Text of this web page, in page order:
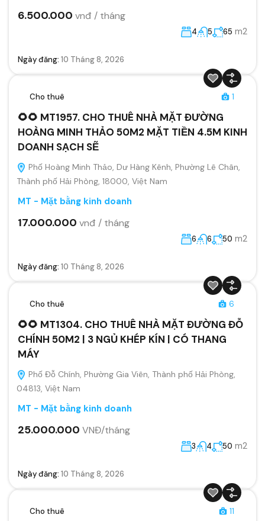
6.500.000 vnđ / tháng
4 5 65 m2
Ngày đăng: 10 Tháng 8, 2026
Cho thuê 1
🌻🌻 MT1957. CHO THUÊ NHÀ MẶT ĐƯỜNG
HOÀNG MINH THẢO 50M2 MẶT TIỀN 4.5M KINH
DOANH SẠCH SẼ
Phố Hoàng Minh Thảo, Dư Hàng Kênh, Phường Lê Chân,
Thành phố Hải Phòng, 18000, Việt Nam
MT - Mặt bằng kinh doanh
17.000.000 vnđ / tháng
6 6 50 m2
Ngày đăng: 10 Tháng 8, 2026
Cho thuê 6
🌻🌻 MT1304. CHO THUÊ NHÀ MẶT ĐƯỜNG ĐỖ
CHÍNH 50M2 | 3 NGỦ KHÉP KÍN | CÓ THANG
MÁY
Phố Đỗ Chính, Phường Gia Viên, Thành phố Hải Phòng,
04813, Việt Nam
MT - Mặt bằng kinh doanh
25.000.000 VNĐ/tháng
3 4 50 m2
Ngày đăng: 10 Tháng 8, 2026
Cho thuê 11